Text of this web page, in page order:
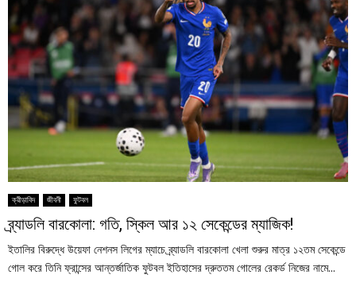
ক্রীড়াবিদ জীবনী ফুটবল
ব্র্যাডলি বারকোলা: গতি, স্কিল আর ১২ সেকেন্ডের ম্যাজিক!
ইতালির বিরুদ্ধে উয়েফা নেশনস লিগের ম্যাচে ব্র্যাডলি বারকোলা খেলা শুরুর মাত্র ১২তম সেকেন্ডে
গোল করে তিনি ফ্রান্সের আন্তর্জাতিক ফুটবল ইতিহাসের দ্রুততম গোলের রেকর্ড নিজের নামে...